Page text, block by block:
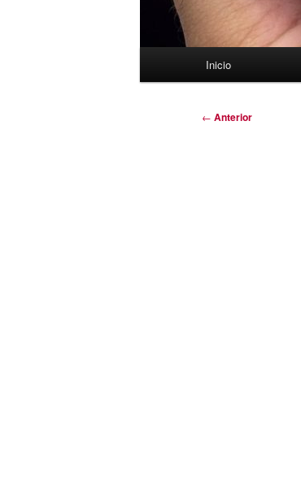
Inicio
Navegación
← Anterior